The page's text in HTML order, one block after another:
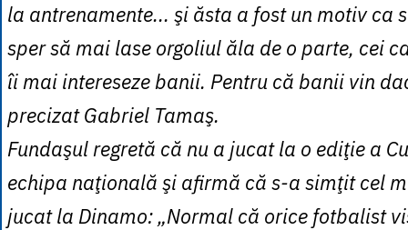
la antrenamente... şi ăsta a fost un motiv ca
sper să mai lase orgoliul ăla de o parte, cei
îi mai intereseze banii. Pentru că banii vin
precizat Gabriel Tamaş.
Fundaşul regretă că nu a jucat la o ediţie a
echipa naţională şi afirmă că s-a simţit cel
jucat la Dinamo: „Normal că orice fotbalist